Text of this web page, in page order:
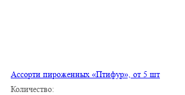
Ассорти пироженных «Птифур», от 5 шт
Количество: